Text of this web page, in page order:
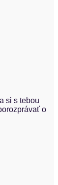
si s tebou
o